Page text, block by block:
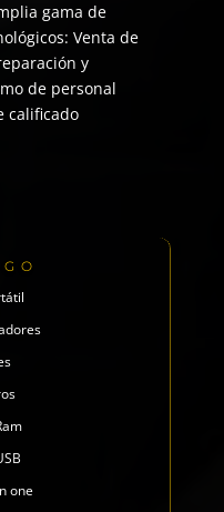
gama de
Venta de
y
de personal
calificado
one